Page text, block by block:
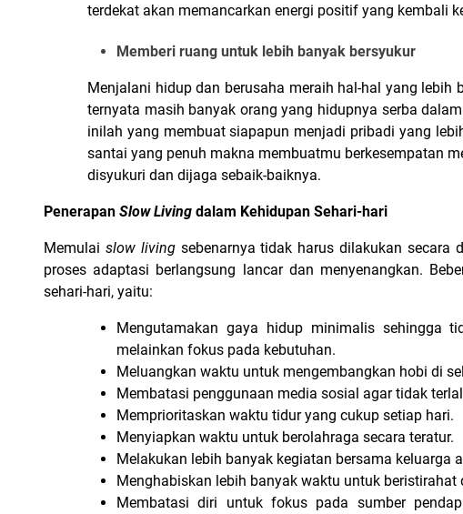
terdekat akan memancarkan energi positif yang kembali
Memberi ruang untuk lebih banyak bersyukur
Menjalani hidup dan berusaha meraih hal-hal yang
ternyata masih banyak orang yang hidupnya serba
inilah yang membuat siapapun menjadi pribadi yang
santai yang penuh makna membuatmu berkesempatan
disyukuri dan dijaga sebaik-baiknya.
Penerapan Slow Living dalam Kehidupan Sehari-hari
Memulai slow living sebenarnya tidak harus dilakukan secara
proses adaptasi berlangsung lancar dan menyenangkan.
sehari-hari, yaitu:
Mengutamakan gaya hidup minimalis sehingga
melainkan fokus pada kebutuhan.
Meluangkan waktu untuk mengembangkan hobi di
Membatasi penggunaan media sosial agar tidak
Memprioritaskan waktu tidur yang cukup setiap hari.
Menyiapkan waktu untuk berolahraga secara teratur.
Melakukan lebih banyak kegiatan bersama keluarga
Menghabiskan lebih banyak waktu untuk beristirahat
Membatasi diri untuk fokus pada sumber